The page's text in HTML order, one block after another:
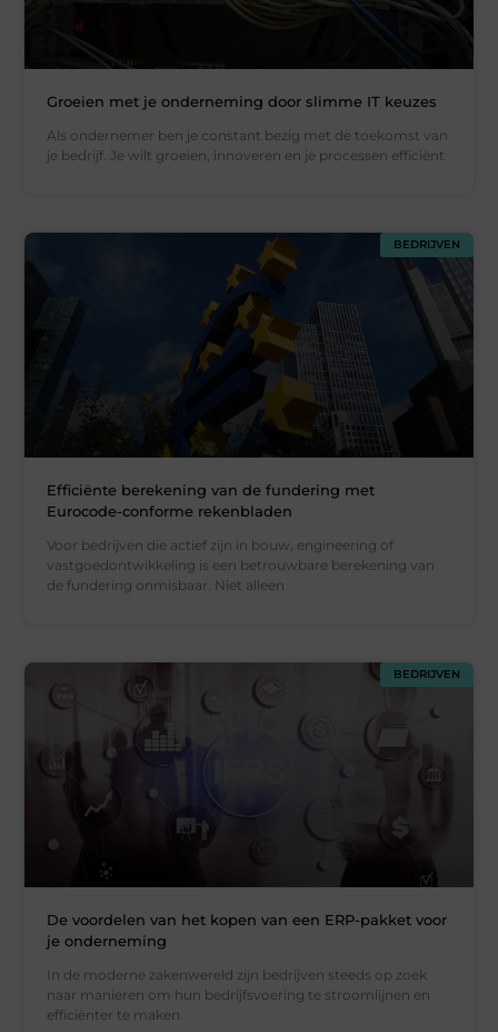
Groeien met je onderneming door slimme IT keuzes
Als ondernemer ben je constant bezig met de toekomst van
je bedrijf. Je wilt groeien, innoveren en je processen efficiënt
BEDRIJVEN
Efficiënte berekening van de fundering met
Eurocode-conforme rekenbladen
Voor bedrijven die actief zijn in bouw, engineering of
vastgoedontwikkeling is een betrouwbare berekening van
de fundering onmisbaar. Niet alleen
BEDRIJVEN
De voordelen van het kopen van een ERP-pakket voor
je onderneming
In de moderne zakenwereld zijn bedrijven steeds op zoek
naar manieren om hun bedrijfsvoering te stroomlijnen en
efficiënter te maken.